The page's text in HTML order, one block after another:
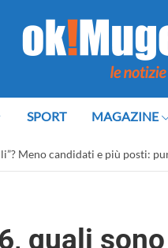
SPORT MAGAZINE
Meno candidati e più posti:
quali